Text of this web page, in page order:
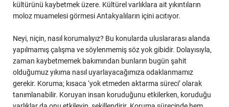
kültürünü kaybetmek üzere. Kültürel varlıklara ait yıkıntıların
moloz muamelesi görmesi Antakyalıların içini acıtıyor.
Neyi, niçin, nasıl korumalıyız? Bu konularda uluslararası alanda
yapılmamış çalışma ve söylenmemiş söz yok gibidir. Dolayısıyla,
zaman kaybetmemek bakımından bunların bugün şahit
olduğumuz yıkıma nasıl uyarlayacağımıza odaklanmamız
gerekir. Koruma; kısaca ‘yok etmeden aktarma süreci’ olarak
tanımlanabilir. Koruyan insan koruduğunu etkilerken, koruduğu